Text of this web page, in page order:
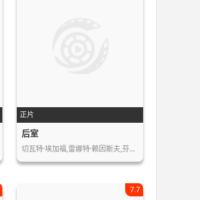
正片
后室
切瓦特·埃加福,雷娜特·赖因斯夫,芬恩…
7.7